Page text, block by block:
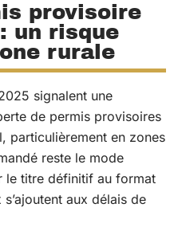
provisoire
un risque
rurale
signalent une
de permis provisoires
particulièrement en zones
reste le mode
le titre définitif au format
aux délais de